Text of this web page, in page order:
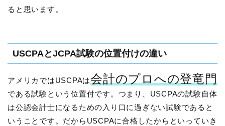
ると思います。
USCPAとJCPA試験の位置付けの違い
アメリカではUSCPAは会計のプロへの登竜門
である試験という位置付です。つまり、USCPAの試験自体
は公認会計士になるための入り口に過ぎない試験であると
いうことです。だからUSCPAに合格したからといっていき